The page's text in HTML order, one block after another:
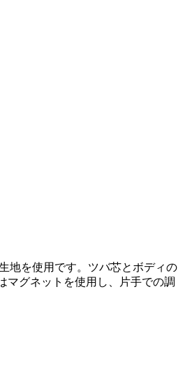
地を使用です。ツバ芯とボディの
マグネットを使用し、片手での調